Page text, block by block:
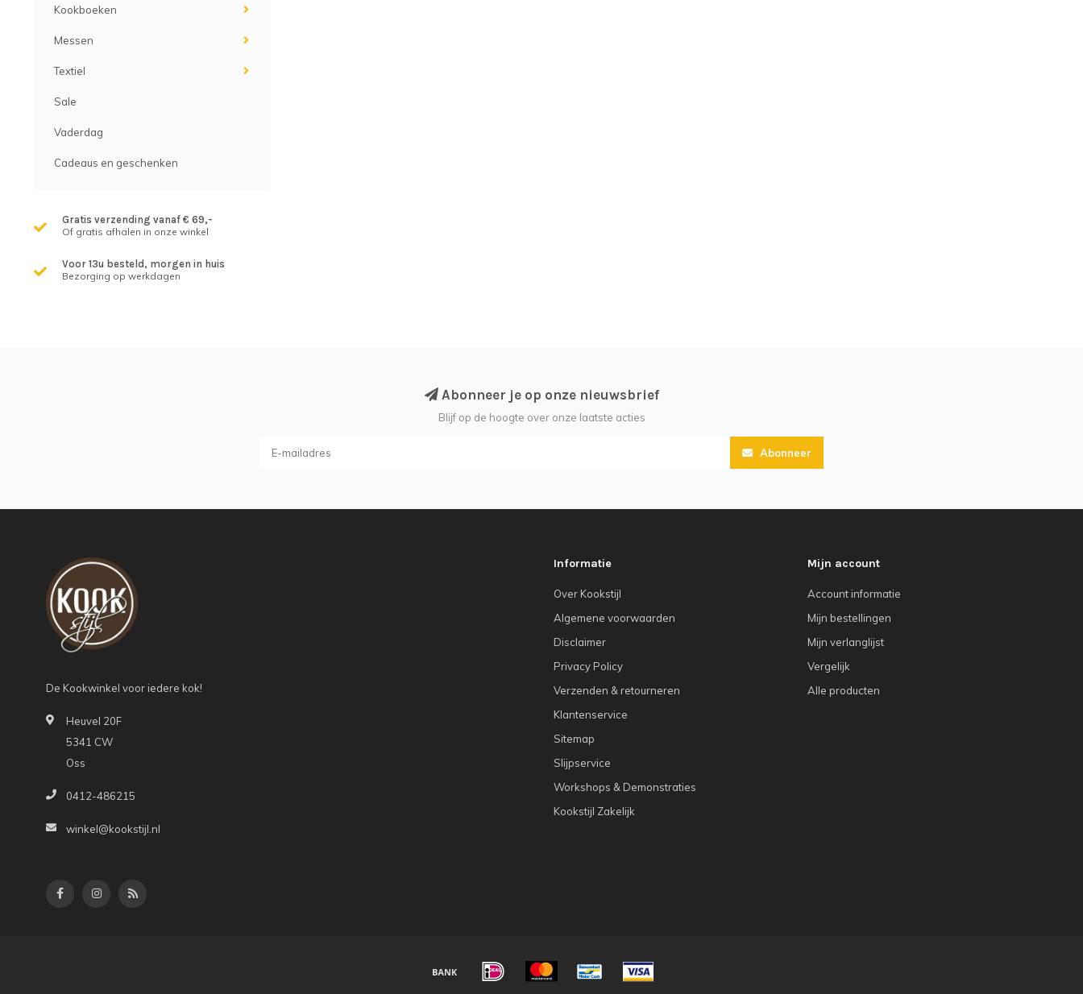
Kookboeken
Messen
Textiel
Sale
Vaderdag
Cadeaus en geschenken
Gratis verzending vanaf € 69,-
Of gratis afhalen in onze winkel
Voor 13u besteld, morgen in huis
Bezorging op werkdagen
Abonneer je op onze nieuwsbrief
Blijf op de hoogte over onze laatste acties
Abonneer
De Kookwinkel voor iedere kok!
Heuvel 20F
5341 CW
Oss
0412-486215
winkel@kookstijl.nl
Informatie
Over Kookstijl
Algemene voorwaarden
Disclaimer
Privacy Policy
Verzenden & retourneren
Klantenservice
Sitemap
Slijpservice
Workshops & Demonstraties
Kookstijl Zakelijk
Mijn account
Account informatie
Mijn bestellingen
Mijn verlanglijst
Vergelijk
Alle producten